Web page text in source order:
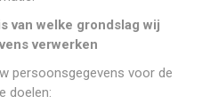
van welke grondslag wij
verwerken
persoonsgegevens voor de
doelen: